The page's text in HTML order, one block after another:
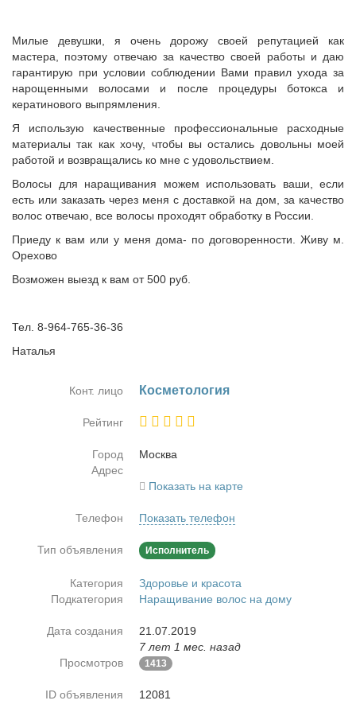
Милые девушки, я очень дорожу своей репутацией как
мастера, поэтому отвечаю за качество своей работы и даю
гарантирую при условии соблюдении Вами правил ухода за
нарощенными волосами и после процедуры ботокса и
кератинового выпрямления.
Я использую качественные профессиональные расходные
материалы так как хочу, чтобы вы остались довольны моей
работой и возвращались ко мне с удовольствием.
Волосы для наращивания можем использовать ваши, если
есть или заказать через меня с доставкой на дом, за качество
волос отвечаю, все волосы проходят обработку в России.
Приеду к вам или у меня дома- по договоренности. Живу м.
Орехово
Возможен выезд к вам от 500 руб.
Тел. 8-964-765-36-36
Наталья
Конт. лицо Кос­ме­то­ло­гия
Рейтинг
Город
Москва
Адрес
Показать на карте
Телефон Показать телефон
Тип объявления Исполнитель
Категория
Здоровье и красота
Подкатегория
Наращивание волос на дому
Дата создания
21.07.2019
7 лет 1 мес. назад
Просмотров
1413
ID объявления 12081